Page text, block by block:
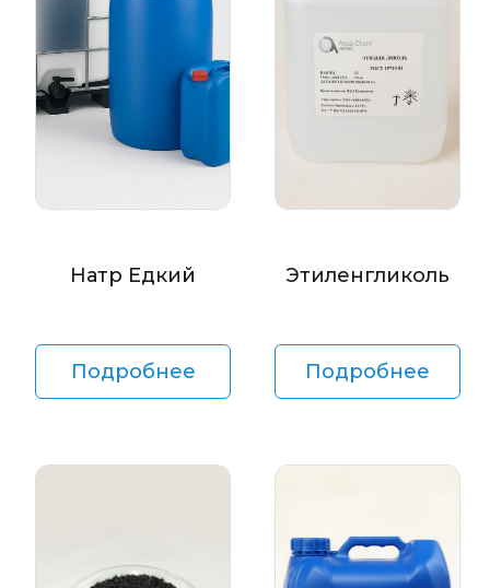
Натр Едкий
Подробнее
Этиленгликоль
Подробнее